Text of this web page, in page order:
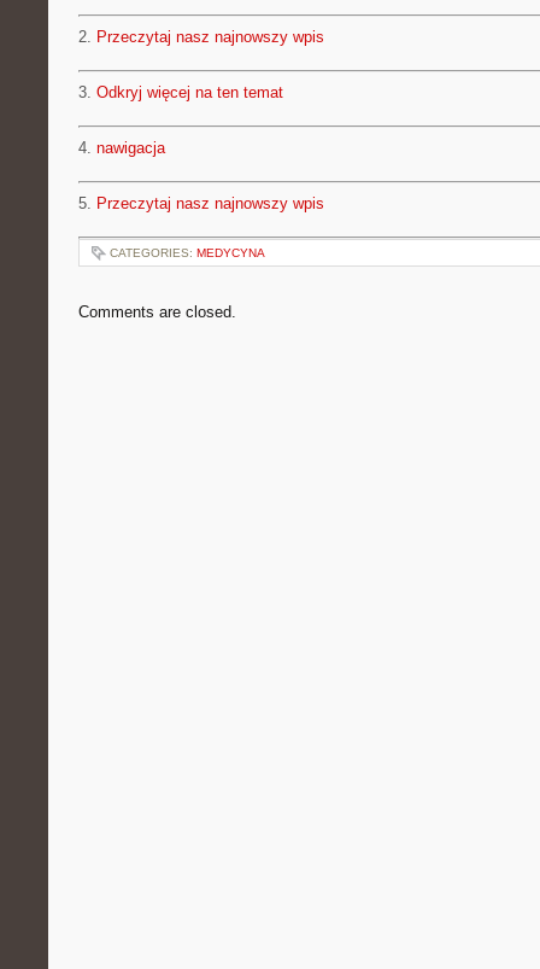
2. Przeczytaj nasz najnowszy wpis
3. Odkryj więcej na ten temat
4. nawigacja
5. Przeczytaj nasz najnowszy wpis
CATEGORIES: MEDYCYNA
Comments are closed.